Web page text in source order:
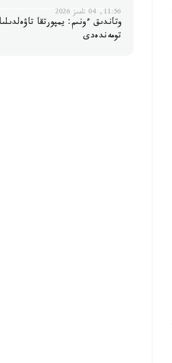
11:56, 04 تامىز 2026
وتاندىق ءونىم: يمپورتقا
تومەندەدى